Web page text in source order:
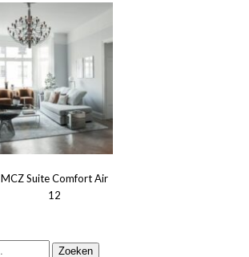
MCZ Suite Comfort Air
12
Zoeken